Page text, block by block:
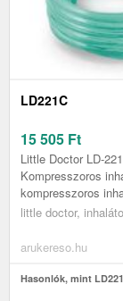
LD221C
15 505 Ft
Little Doctor LD-
Kompresszoros
kompresszoros
little doctor,
arukereso.hu
Hasonlók, mint